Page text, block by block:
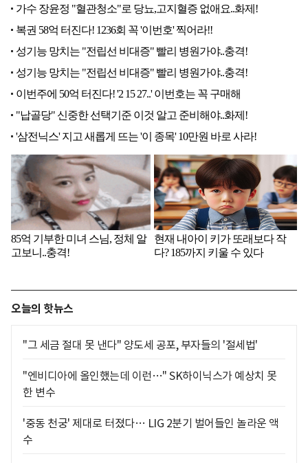
오늘의 핫뉴스
"그 세금 절대 못 낸다" 양도세 공포, 부자들의 '절세법'
"엔비디아에 올인했는데 이런…" SK하이닉스가 예상치 못
한 변수
'중동 천궁' 제대로 터졌다… LIG 2분기 벌어들인 놀라운 액
수